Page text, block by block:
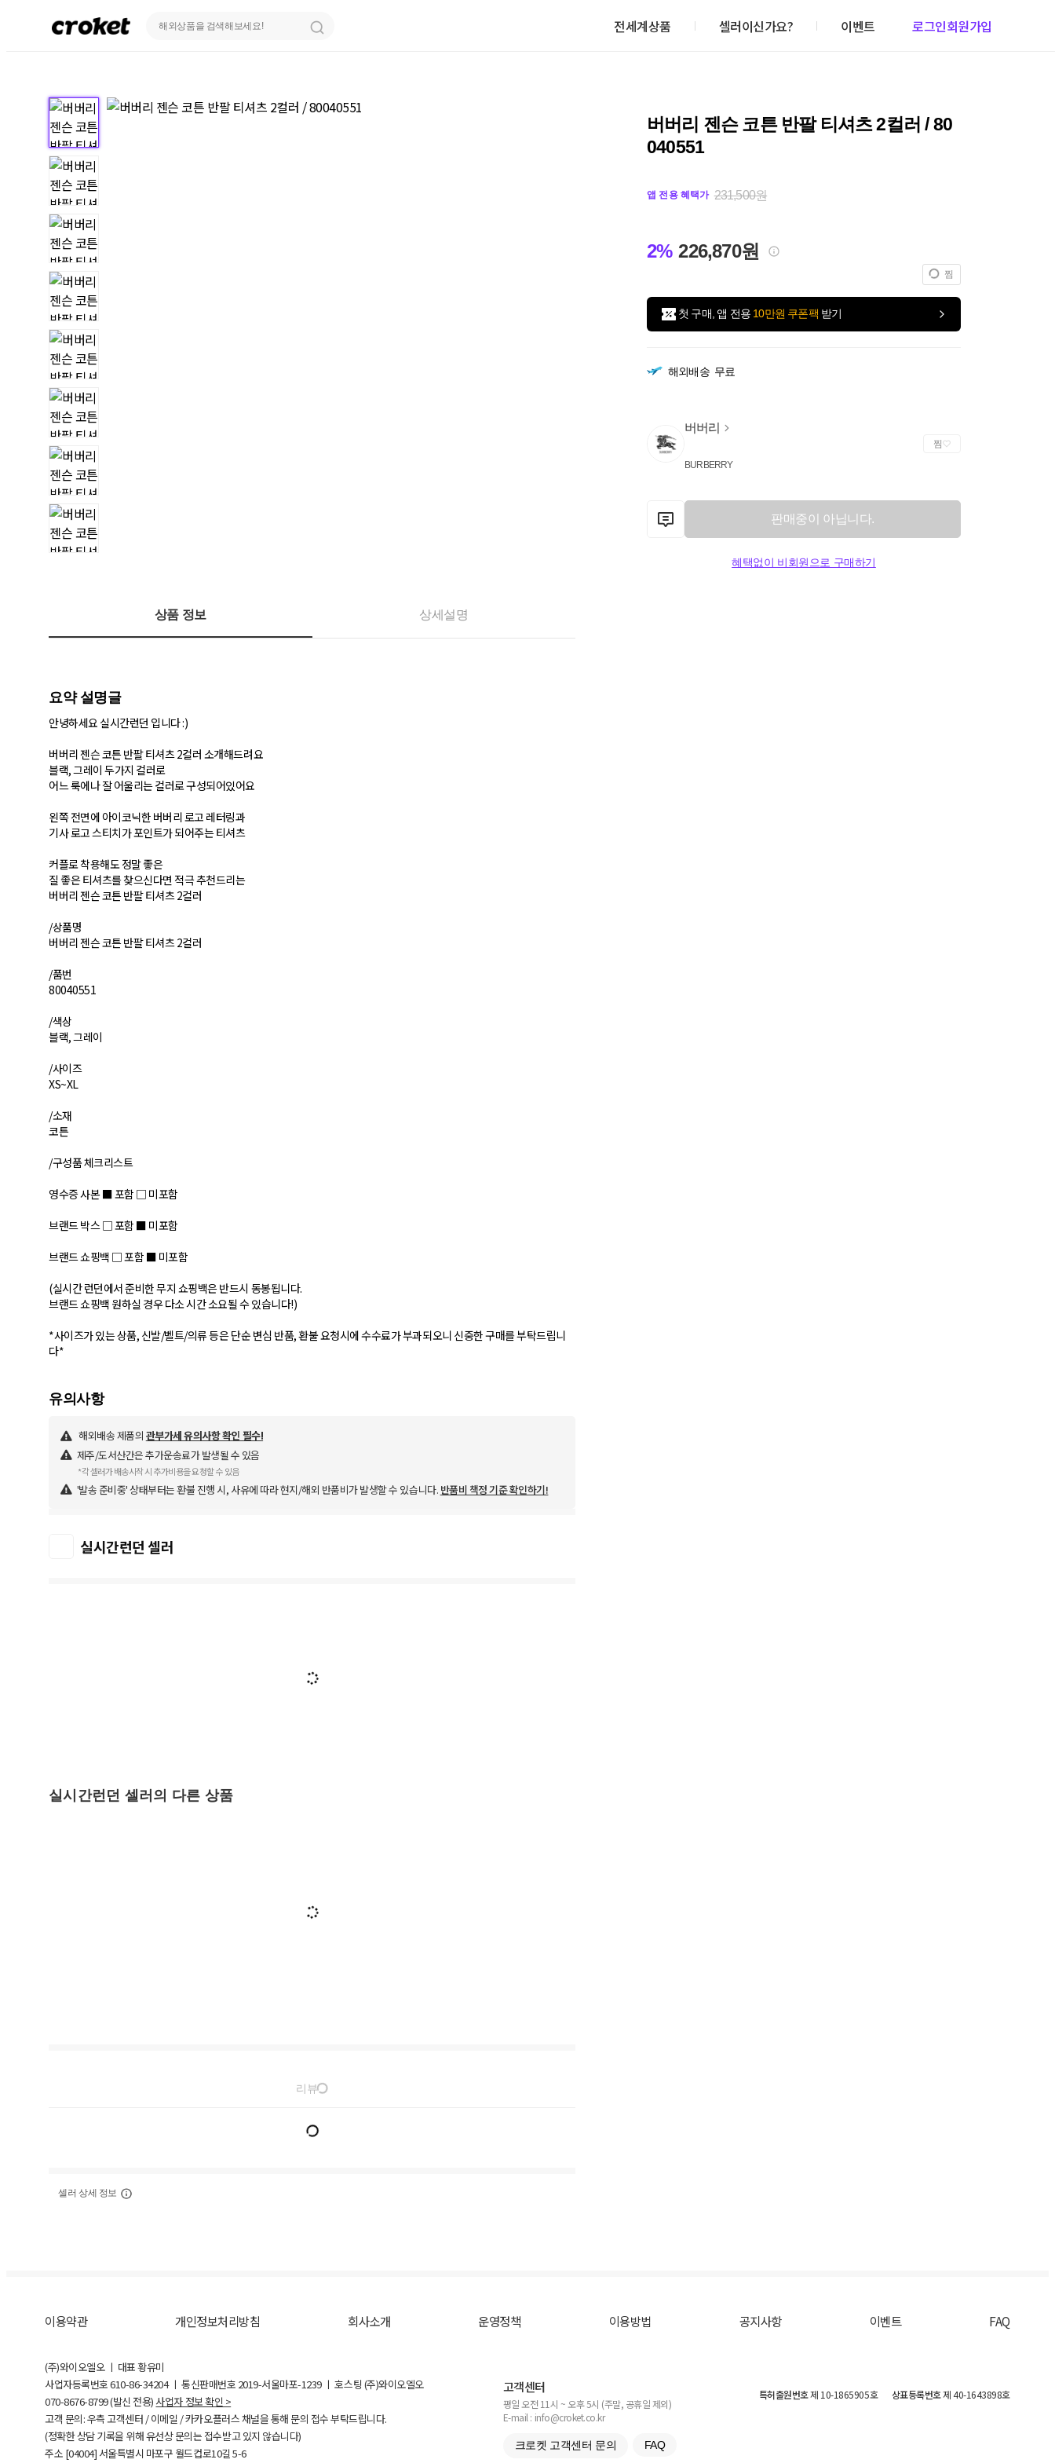
전세계상품 셀러이신가요? 이벤트 로그인회원가입
버버리 젠슨 코튼 반팔 티셔츠 2컬러 / 80
040551
앱 전용 혜택가 231,500원
2% 226,870원
찜
첫 구매, 앱 전용 10만원 쿠폰팩 받기
해외배송 무료
버버리
BURBERRY
찜
판매중이 아닙니다.
혜택없이 비회원으로 구매하기
상품 정보 상세설명
요약 설명글
안녕하세요 실시간런던 입니다 :)
버버리 젠슨 코튼 반팔 티셔츠 2컬러 소개해드려요
블랙, 그레이 두가지 컬러로
어느 룩에나 잘 어울리는 컬러로 구성되어있어요
​왼쪽 전면에 아이코닉한 버버리 로고 레터링과
기사 로고 스티치가 포인트가 되어주는 티셔츠
커플로 착용해도 정말 좋은
질 좋은 티셔츠를 찾으신다면 적극 추천드리는
버버리 젠슨 코튼 반팔 티셔츠 2컬러
/​상품명
버버리 젠슨 코튼 반팔 티셔츠 2컬러
/품번
80040551
/색상
블랙, 그레이
/사이즈
XS~XL
/소재
코튼
/구성품 체크리스트
영수증 사본 ■ 포함 □ 미포함
브랜드 박스 □ 포함 ■ 미포함
브랜드 쇼핑백 □ 포함 ■ 미포함
(실시간 런던에서 준비한 무지 쇼핑백은 반드시 동봉됩니다.
브랜드 쇼핑백 원하실 경우 다소 시간 소요될 수 있습니다!)
*사이즈가 있는 상품, 신발/벨트/의류 등은 단순 변심 반품, 환불 요청시에 수수료가 부과되오니 신중한 구매를 부탁드립니
다*
유의사항
해외배송 제품의 관부가세 유의사항 확인 필수!
제주/도서산간은 추가운송료가 발생될 수 있음
*각 셀러가 배송시작 시 추가비용을 요청할 수 있음
'발송 준비중' 상태부터는 환불 진행 시, 사유에 따라 현지/해외 반품비가 발생할 수 있습니다. 반품비 책정 기준 확인하기!
실시간런던 셀러
실시간런던 셀러의 다른 상품
리뷰
셀러 상세 정보
이용약관 개인정보처리방침 회사소개 운영정책 이용방법 공지사항 이벤트 FAQ
(주)와이오엘오 ㅣ 대표 황유미
사업자등록번호610-86-34204ㅣ 통신판매번호 2019-서울마포-1239 ㅣ 호스팅 (주)와이오엘오
070-8676-8799 (발신 전용) 사업자 정보 확인 >
고객 문의: 우측 고객센터 / 이메일 / 카카오플러스 채널을 통해 문의 접수 부탁드립니다.
(정확한 상담 기록을 위해 유선상 문의는 접수받고 있지 않습니다)
주소 [04004] 서울특별시 마포구 월드컵로10길5-6
고객센터
평일 오전 11시 ~ 오후 5시 (주말, 공휴일 제외)
E-mail : info@croket.co.kr
크로켓 고객센터 문의 FAQ
특허출원번호제 10-1865905호 상표등록번호제 40-1643898호